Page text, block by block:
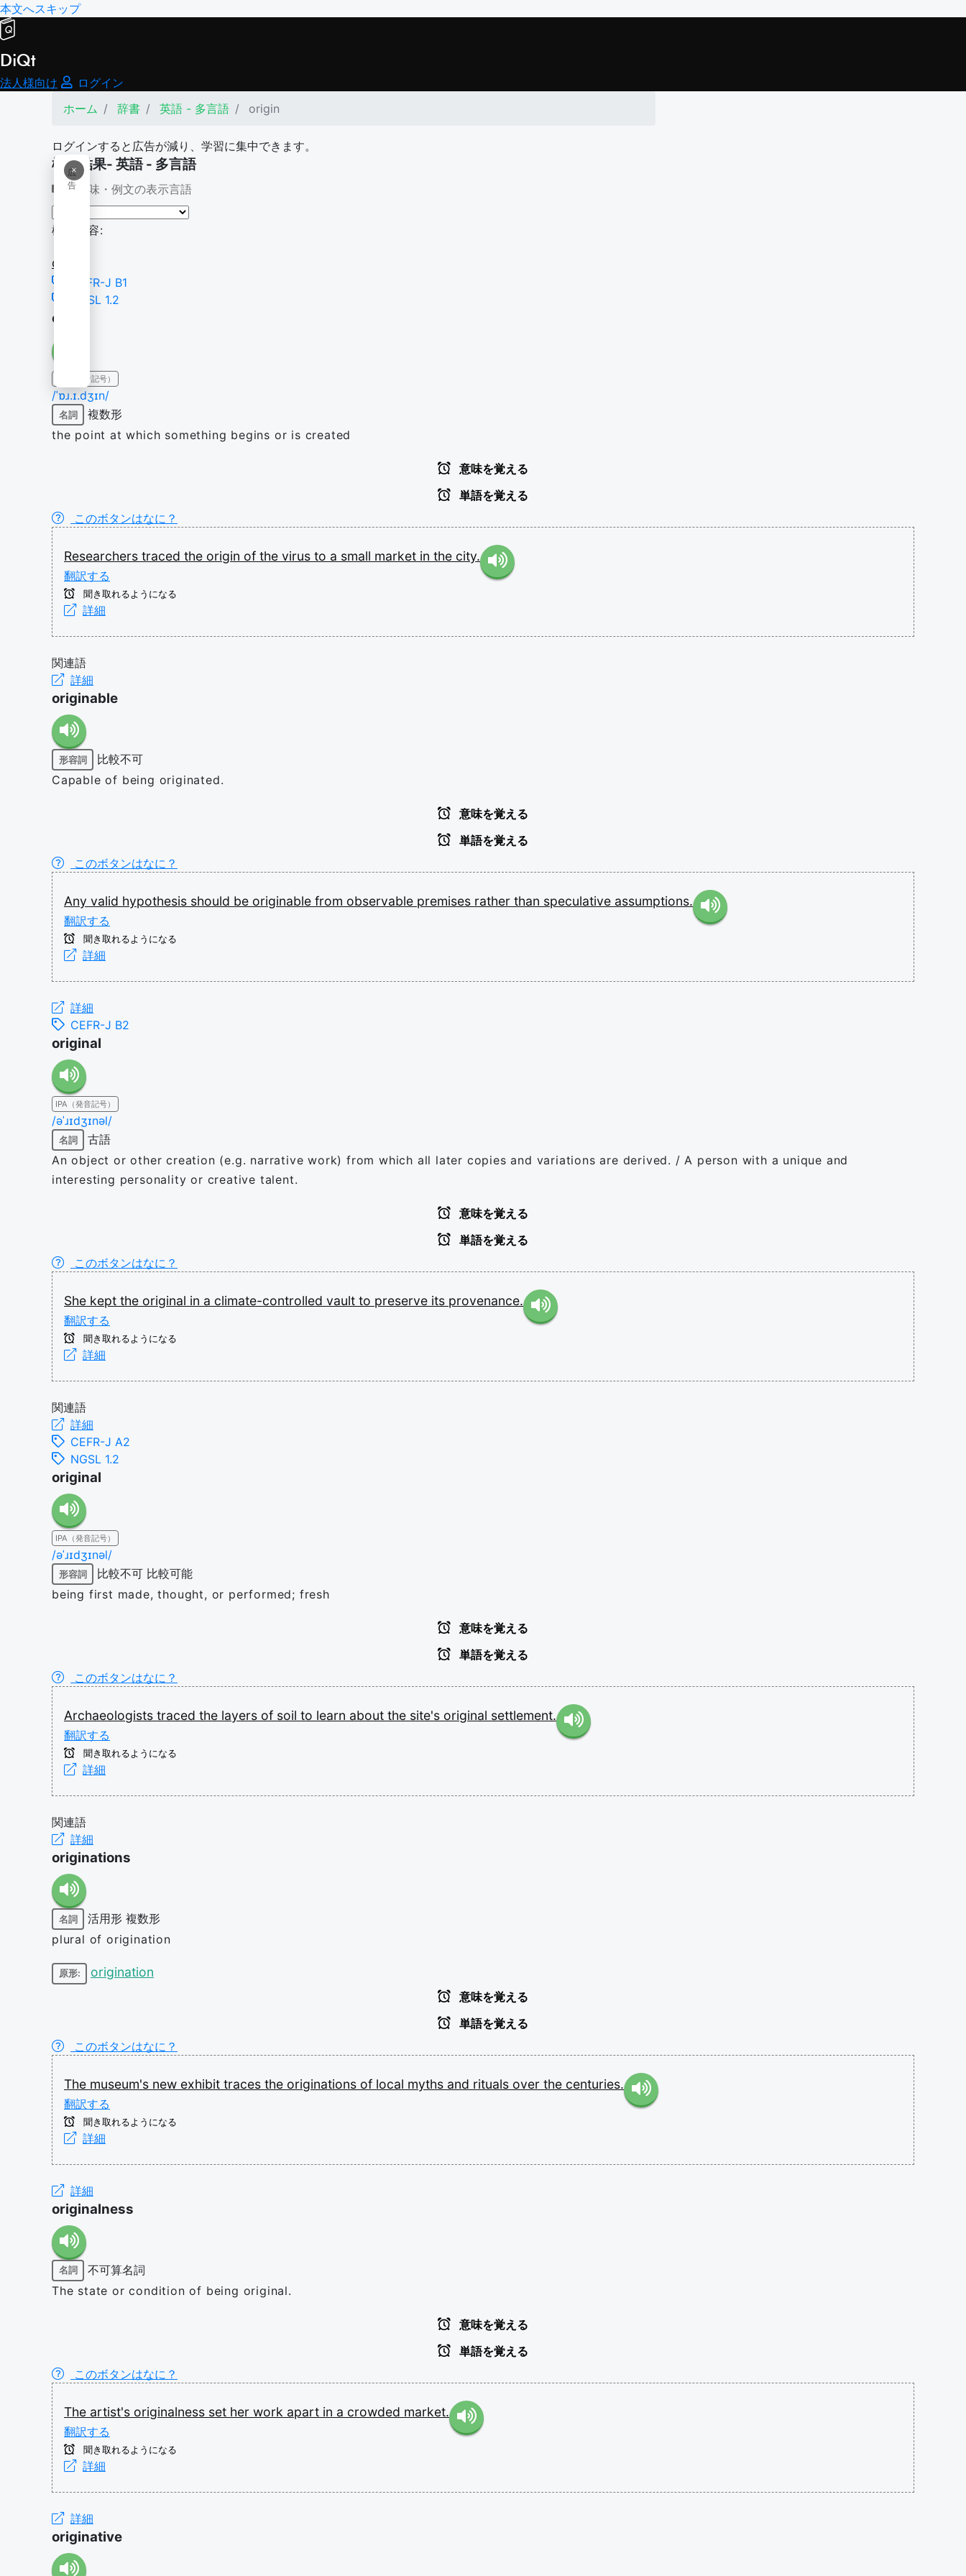
本文へスキップ
DiQt
法人様向け
ログイン
ホーム
辞書 英語 - 多言語 origin
ログインすると広告が減り、学習に集中できます。
×
広
告
検索結果- 英語 - 多言語
意味・例文の表示言語
検索内容:
origin
CEFR-J B1
NGSL 1.2
origin
IPA（発音記号）
/ˈɒɹ.ɪ.dʒɪn/
名詞
複数形
the point at which something begins or is created
意味を覚える
単語を覚える
このボタンはなに？
Researchers traced the origin of the virus to a small market in the city.
翻訳する
聞き取れるようになる
詳細
関連語
詳細
originable
形容詞
比較不可
Capable of being originated.
意味を覚える
単語を覚える
このボタンはなに？
Any valid hypothesis should be originable from observable premises rather than speculative assumptions.
翻訳する
聞き取れるようになる
詳細
詳細
CEFR-J B2
original
IPA（発音記号）
/əˈɹɪdʒɪnəl/
名詞
古語
An object or other creation (e.g. narrative work) from which all later copies and variations are derived. / A person with a unique and
interesting personality or creative talent.
意味を覚える
単語を覚える
このボタンはなに？
She kept the original in a climate-controlled vault to preserve its provenance.
翻訳する
聞き取れるようになる
詳細
関連語
詳細
CEFR-J A2
NGSL 1.2
original
IPA（発音記号）
/əˈɹɪdʒɪnəl/
形容詞 比較不可 比較可能
being first made, thought, or performed; fresh
意味を覚える
単語を覚える
このボタンはなに？
Archaeologists traced the layers of soil to learn about the site's original settlement.
翻訳する
聞き取れるようになる
詳細
関連語
詳細
originations
名詞 活用形 複数形
plural of origination
原形: origination
意味を覚える
単語を覚える
このボタンはなに？
The museum's new exhibit traces the originations of local myths and rituals over the centuries.
翻訳する
聞き取れるようになる
詳細
詳細
originalness
名詞
不可算名詞
The state or condition of being original.
意味を覚える
単語を覚える
このボタンはなに？
The artist's originalness set her work apart in a crowded market.
翻訳する
聞き取れるようになる
詳細
詳細
originative